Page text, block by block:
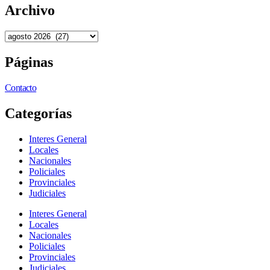
Archivo
Páginas
Contacto
Categorías
Interes General
Locales
Nacionales
Policiales
Provinciales
Judiciales
Interes General
Locales
Nacionales
Policiales
Provinciales
Judiciales